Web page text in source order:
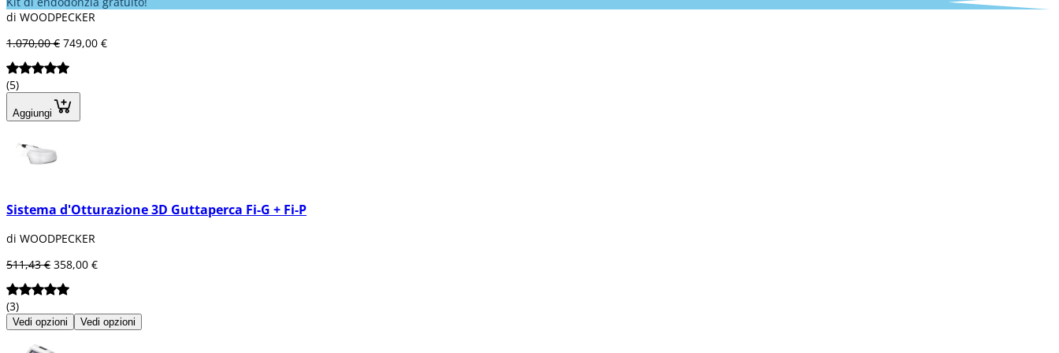
di WOODPECKER
1.070,00 € 749,00 €
(5)
Aggiungi
Sistema d'Otturazione 3D Guttaperca Fi-G + Fi-P
di WOODPECKER
511,43 € 358,00 €
(3)
Vedi opzioni Vedi opzioni